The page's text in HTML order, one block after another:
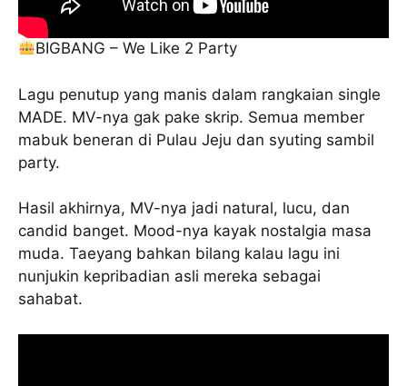
BIGBANG – We Like 2 Party
Lagu penutup yang manis dalam rangkaian single
MADE. MV-nya gak pake skrip. Semua member
mabuk beneran di Pulau Jeju dan syuting sambil
party.
Hasil akhirnya, MV-nya jadi natural, lucu, dan
candid banget. Mood-nya kayak nostalgia masa
muda. Taeyang bahkan bilang kalau lagu ini
nunjukin kepribadian asli mereka sebagai
sahabat.